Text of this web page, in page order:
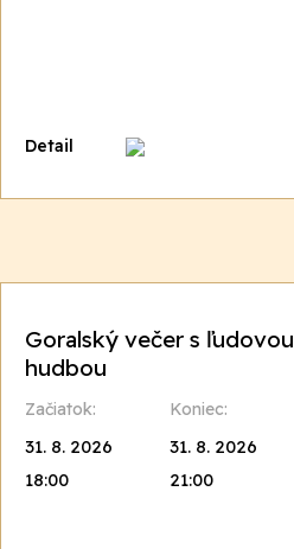
Detail
Goralský večer s ľudovou
hudbou
Začiatok:
31. 8. 2026
18:00
Koniec:
31. 8. 2026
21:00